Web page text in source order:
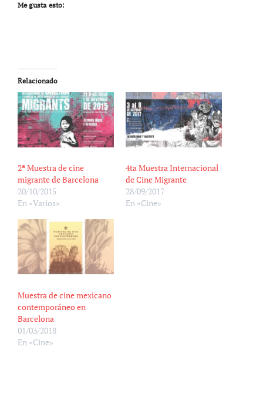
Me gusta esto:
Relacionado
2ª Muestra de cine
migrante de Barcelona
20/10/2015
En «Varios»
4ta Muestra Internacional
de Cine Migrante
28/09/2017
En «Cine»
Muestra de cine mexicano
contemporáneo en
Barcelona
01/03/2018
En «Cine»